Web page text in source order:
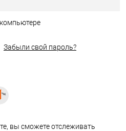
Забыли свой пароль?
вы сможете отслеживать